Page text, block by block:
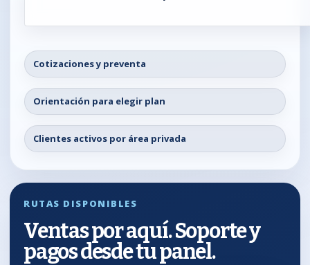
Cotizaciones y preventa
Orientación para elegir plan
Clientes activos por área privada
RUTAS DISPONIBLES
Ventas por aquí. Soporte y
pagos desde tu panel.